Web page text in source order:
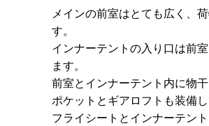
メインの前室はとても広く、
す。
インナーテントの入り口は前
ます。
前室とインナーテント内に物
ポケットとギアロフトも装備
フライシートとインナーテン